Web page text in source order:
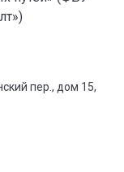
пер., дом 15,